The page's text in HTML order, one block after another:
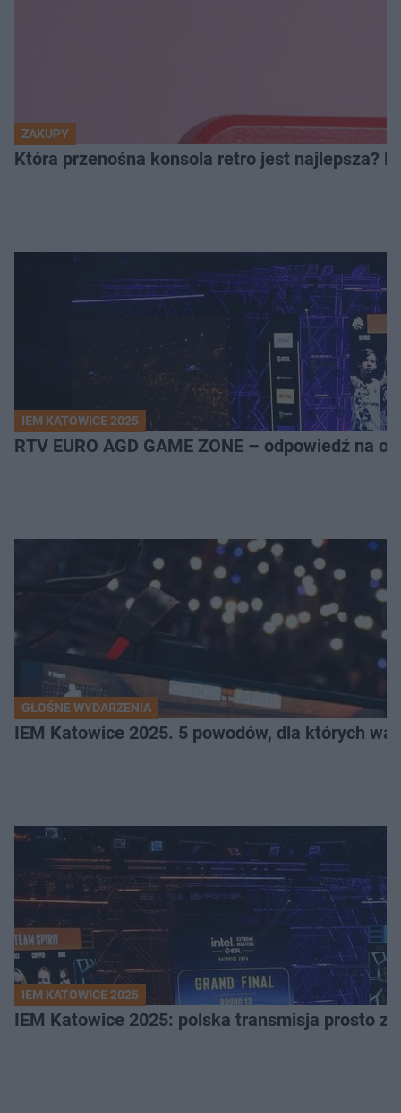
ZAKUPY
Która przenośna konsola retro jest najlepsza?
IEM KATOWICE 2025
RTV EURO AGD GAME ZONE – odpowiedź na
GŁOŚNE WYDARZENIA
IEM Katowice 2025. 5 powodów, dla których
IEM KATOWICE 2025
IEM Katowice 2025: polska transmisja prosto